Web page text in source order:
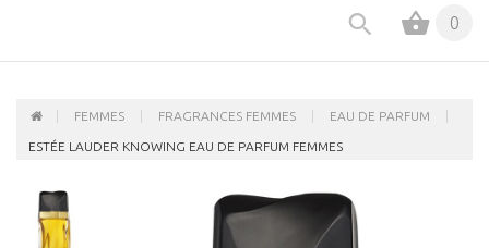
0
FEMMES FRAGRANCES FEMMES EAU DE PARFUM
ESTÉE LAUDER KNOWING EAU DE PARFUM FEMMES